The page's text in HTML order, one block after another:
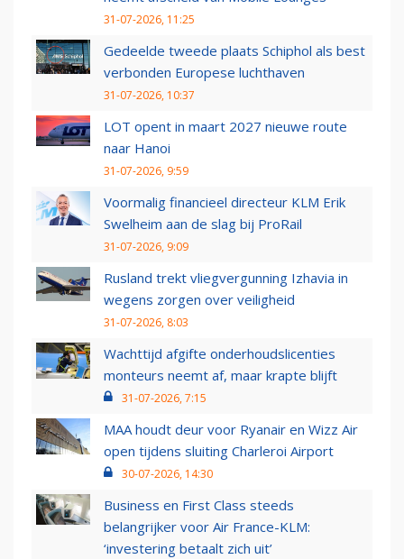
31-07-2026, 11:25
Gedeelde tweede plaats Schiphol als best
verbonden Europese luchthaven
31-07-2026, 10:37
LOT opent in maart 2027 nieuwe route
naar Hanoi
31-07-2026, 9:59
Voormalig financieel directeur KLM Erik
Swelheim aan de slag bij ProRail
31-07-2026, 9:09
Rusland trekt vliegvergunning Izhavia in
wegens zorgen over veiligheid
31-07-2026, 8:03
Wachttijd afgifte onderhoudslicenties
monteurs neemt af, maar krapte blijft
31-07-2026, 7:15
MAA houdt deur voor Ryanair en Wizz Air
open tijdens sluiting Charleroi Airport
30-07-2026, 14:30
Business en First Class steeds
belangrijker voor Air France-KLM:
‘investering betaalt zich uit’